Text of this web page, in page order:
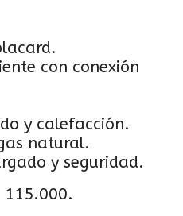
con conexión
y calefacción.
natural.
y seguridad.
115.000.